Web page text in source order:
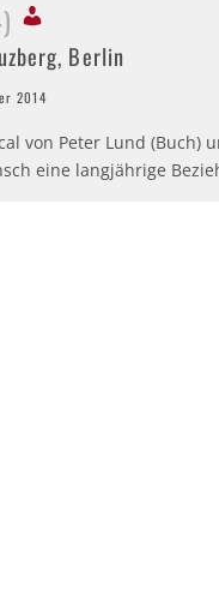
Berlin
2014
von Peter Lund (Buch)
eine langjährige